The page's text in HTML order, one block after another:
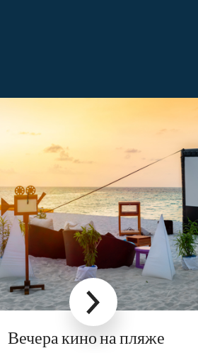
Вечера кино на пляже